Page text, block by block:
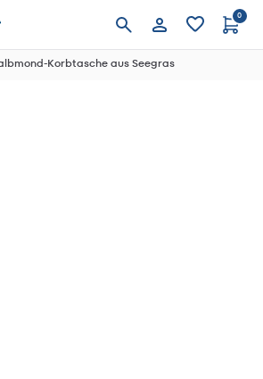
Anmelden
0
Korbtasche aus Seegras